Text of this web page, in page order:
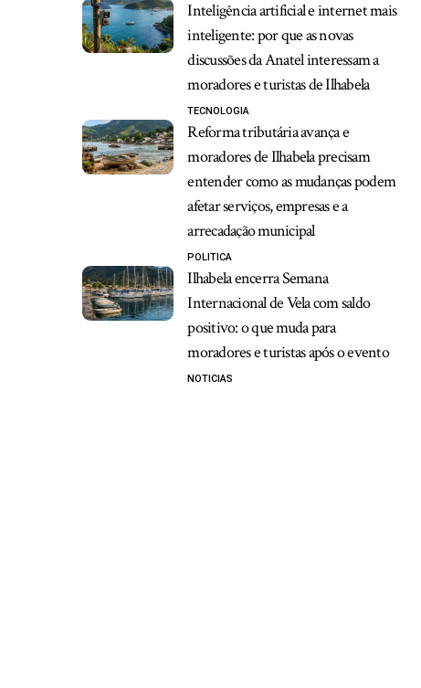
Inteligência artificial e internet mais
inteligente: por que as novas
discussões da Anatel interessam a
moradores e turistas de Ilhabela
TECNOLOGIA
Reforma tributária avança e
moradores de Ilhabela precisam
entender como as mudanças podem
afetar serviços, empresas e a
arrecadação municipal
POLITICA
Ilhabela encerra Semana
Internacional de Vela com saldo
positivo: o que muda para
moradores e turistas após o evento
NOTICIAS